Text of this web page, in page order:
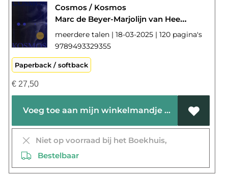
Cosmos / Kosmos
Marc de Beyer-Marjolijn van Heemstra-Trienke van der Spek-Rieke Vos
meerdere talen | 18-03-2025 | 120 pagina's
9789493329355
Paperback / softback
€27,50
Voeg toe aan mijn winkelmandje
Niet op voorraad bij het Boekhuis,
Bestelbaar